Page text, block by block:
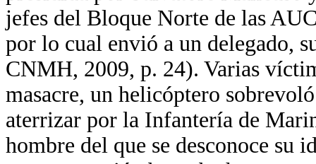
jefes del Bloque Norte de las
por lo cual envió a un delegado,
CNMH, 2009, p. 24). Varias
masacre, un helicóptero
aterrizar por la Infantería de
hombre del que se desconoce su